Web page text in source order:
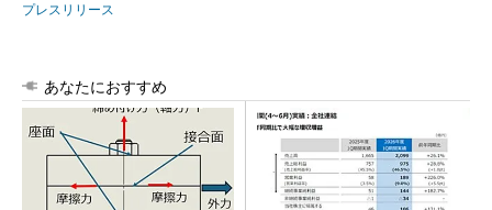
プレスリリース
あなたにおすすめ